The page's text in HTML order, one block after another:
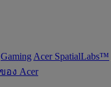
Gaming Acer SpatialLabs™
อง Acer